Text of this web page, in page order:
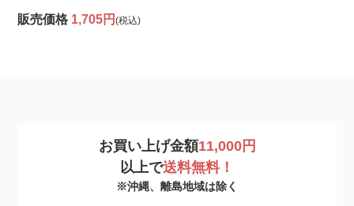
販売価格 1,705円(税込)
お買い上げ金額11,000円
以上で送料無料！
※沖縄、離島地域は除く